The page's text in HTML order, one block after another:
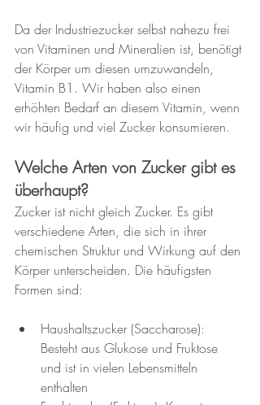
Da der Industriezucker selbst nahezu frei
von Vitaminen und Mineralien ist, benötigt
der Körper um diesen umzuwandeln,
Vitamin B1. Wir haben also einen
erhöhten Bedarf an diesem Vitamin, wenn
wir häufig und viel Zucker konsumieren.
Welche Arten von Zucker gibt es
überhaupt?
Zucker ist nicht gleich Zucker. Es gibt
verschiedene Arten, die sich in ihrer
chemischen Struktur und Wirkung auf den
Körper unterscheiden. Die häufigsten
Formen sind:
Haushaltszucker (Saccharose):
Besteht aus Glukose und Fruktose
und ist in vielen Lebensmitteln
enthalten